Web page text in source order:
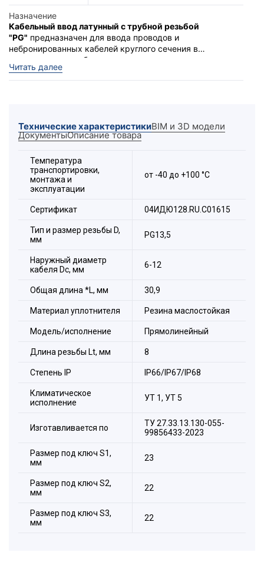
Назначение
Кабельный ввод латунный с трубной резьбой
"PG" предназначен для ввода проводов и
небронированных кабелей круглого сечения в
электрощитовое оборудование с целью защиты
проводников от механического повреждения и
защиты самой сборки от проникновения пыли и влаги
Присоединительная резьба PG выполнена в
соответствии с немецким стандартом DIN 40430.
Состав комплекта:
Уплотнительное кольцо,
Корпус,
Резиновая уплотнительная втулка,
Пластиковая зажимная втулка,
Защитная заглушка-пыльник,
Накидная гайка.
Читать далее
Технические характеристикиBIM и 3D модели
ДокументыОписание товара
Температура
транспортировки,
монтажа и
эксплуатации
от -40 до +100 °С
Сертификат 04ИДЮ128.RU.С01615
Тип и размер резьбы D,
мм
PG13,5
Наружный диаметр
кабеля Dc, мм
6-12
Общая длина *L, мм 30,9
Материал уплотнителя Резина маслостойкая
Модель/исполнение Прямолинейный
Длина резьбы Lt, мм 8
Степeнь IP IP66/IP67/IP68
Климатическое
исполнение
УТ 1, УТ 5
Изготавливается по
ТУ 27.33.13.130-055-
99856433-2023
Размер под ключ S1,
мм
23
Размер под ключ S2,
мм
22
Размер под ключ S3,
мм
22